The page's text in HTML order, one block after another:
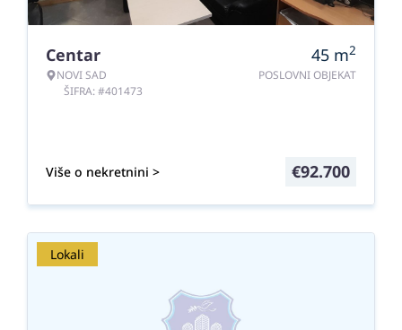
Centar
NOVI SAD
ŠIFRA: #401473
45 m2
POSLOVNI OBJEKAT
Više o nekretnini > €92.700
Lokali